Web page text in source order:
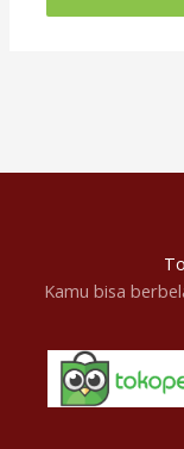
Kamu bisa